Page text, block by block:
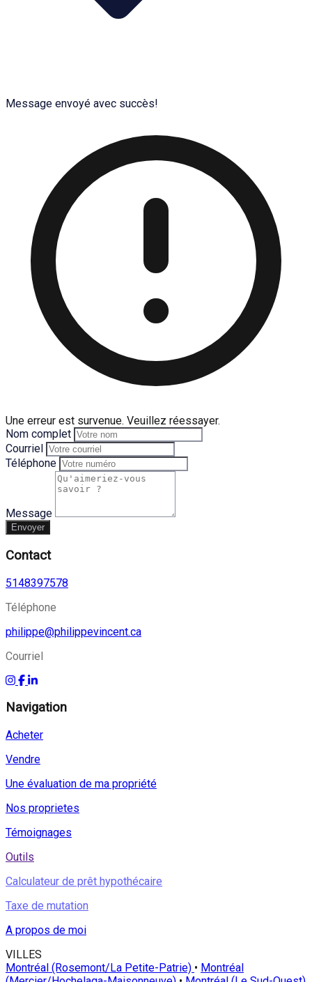
Message envoyé avec succès!
Une erreur est survenue. Veuillez réessayer.
Nom complet
Courriel
Téléphone
Message
Envoyer
Contact
5148397578
Téléphone
philippe@philippevincent.ca
Courriel
Navigation
Acheter
Vendre
Une évaluation de ma propriété
Nos proprietes
Témoignages
Outils
Calculateur de prêt hypothécaire
Taxe de mutation
A propos de moi
VILLES
Montréal (Rosemont/La Petite-Patrie) • Montréal